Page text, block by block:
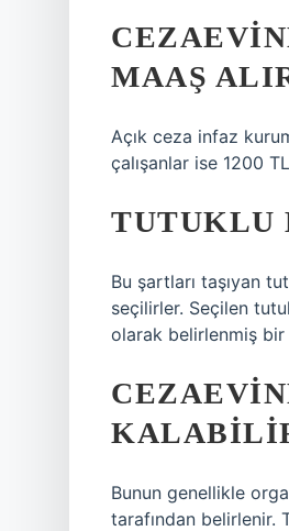
MAAŞ
Açık ceza infaz
çalışanlar ise 1200
TUTUKLU
Bu şartları taşıyan
seçilirler. Seçilen
olarak belirlenmiş bir
Bunun genellikle
tarafından belirlenir.